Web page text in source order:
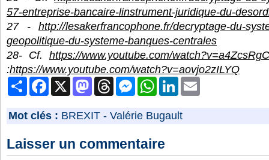
57-entreprise-bancaire-linstrument-juridique-du-
27 - http://lesakerfrancophone.fr/decryptage-du-
geopolitique-du-systeme-banques-centrales
28- Cf. https://www.youtube.com/
:https://www.youtube.com/watch?v=aovjo2zILYQ
PartagerFacebook MastodonThreads MessengerWhatsAppLinkedIn
Mot clés : BREXIT - Valérie Bugault
Laisser un commentaire